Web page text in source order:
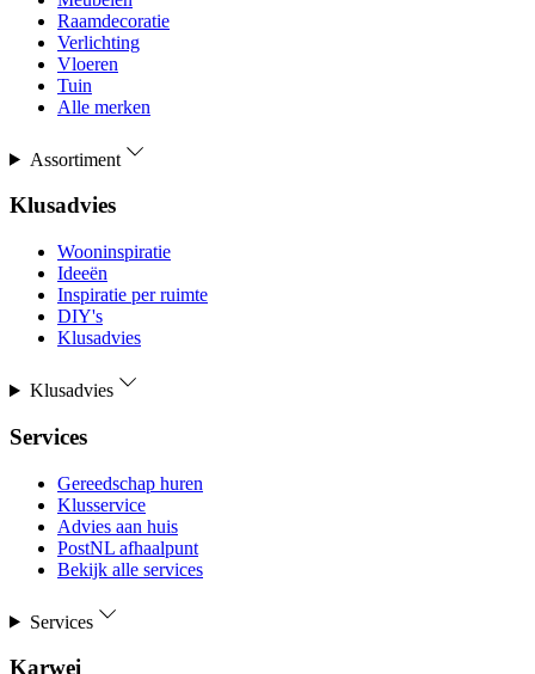
Raamdecoratie
Verlichting
Vloeren
Tuin
Alle merken
Assortiment
Klusadvies
Wooninspiratie
Ideeën
Inspiratie per ruimte
DIY's
Klusadvies
Klusadvies
Services
Gereedschap huren
Klusservice
Advies aan huis
PostNL afhaalpunt
Bekijk alle services
Services
Karwei